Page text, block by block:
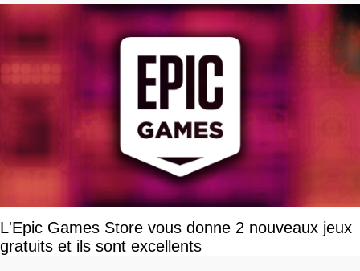
L'Epic Games Store vous donne 2 nouveaux jeux
gratuits et ils sont excellents